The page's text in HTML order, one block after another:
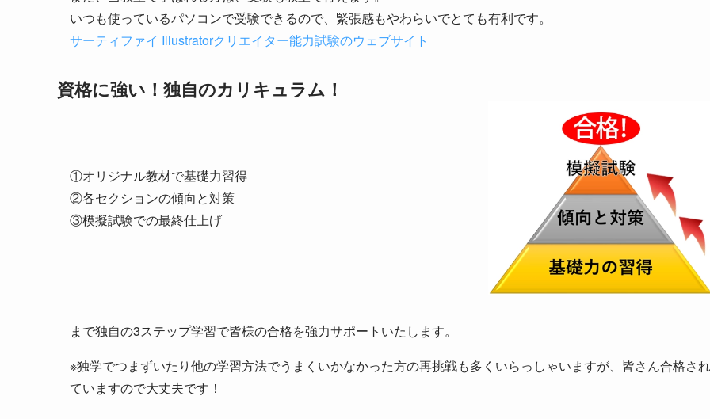
いつも使っているパソコンで受験できるので、緊張感もやわらいでとても有利です。
サーティファイ Illustratorクリエイター能力試験のウェブサイト
資格に強い！独自のカリキュラム！
①オリジナル教材で基礎力習得
②各セクションの傾向と対策
③模擬試験での最終仕上げ
まで独自の3ステップ学習で皆様の合格を強力サポートいたします。
※独学でつまずいたり他の学習方法でうまくいかなかった方の再挑戦も多くいらっしゃいますが、皆さん合格され
ていますので大丈夫です！